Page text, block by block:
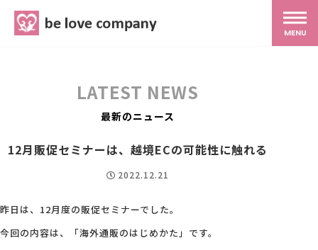
MENU
MG研修
LATEST NEWS
最新のニュース
12月販促セミナーは、越境ECの可能性に触れる
2022.12.21
昨日は、12月度の販促セミナーでした。
今回の内容は、「海外通販のはじめかた」です。